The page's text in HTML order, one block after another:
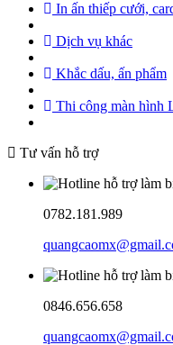
In ấn thiếp cưới,
Dịch vụ khác
Khắc dấu, ấn phẩm
Thi công màn hình
Tư vấn hỗ trợ
0782.181.989
0846.656.658